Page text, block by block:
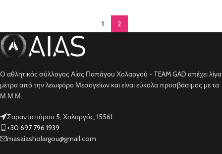
1 2
O αθλητικός σύλλογος Αίας Παπάγου Χολαργού - TEAM GAD απέχει λίγα
μέτρα από την λεωφόρο Μεσογείων και είναι εύκολα προσβάσιμος με τα
Μ.Μ.Μ.
Σαρανταπόρου 5, Χολαργός, 15561
+30 697 796 1939
masaiasholargou@gmail.com